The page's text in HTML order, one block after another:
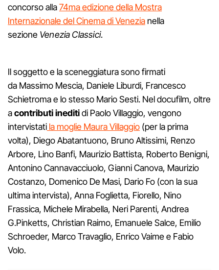
concorso alla74ma edizione della Mostra
Internazionale del Cinema di Venezia nella
sezione Venezia Classici.
Il soggetto e la sceneggiatura sono firmati
da Massimo Mescia, Daniele Liburdi, Francesco
Schietroma e lo stesso Mario Sesti. Nel docufilm, oltre
acontributi ineditidi Paolo Villaggio, vengono
intervistati la moglie Maura Villaggio (per la prima
volta), Diego Abatantuono, Bruno Altissimi, Renzo
Arbore, Lino Banfi, Maurizio Battista, Roberto Benigni,
Antonino Cannavacciuolo, Gianni Canova, Maurizio
Costanzo, Domenico De Masi, Dario Fo (con la sua
ultima intervista), Anna Foglietta, Fiorello, Nino
Frassica, Michele Mirabella, Neri Parenti, Andrea
G.Pinketts, Christian Raimo, Emanuele Salce, Emilio
Schroeder, Marco Travaglio, Enrico Vaime e Fabio
Volo.